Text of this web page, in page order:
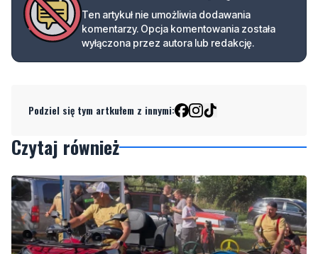
Podziel się tym artkułem z innymi:
1